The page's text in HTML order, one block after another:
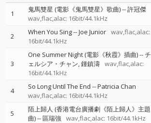
1 鬼馬雙星 (電影《鬼馬雙星》歌曲)--許冠傑
wav,flac,alac: 16bit/44.1kHz
2 When You Sing--Joe Junior wav,flac,alac:
16bit/44.1kHz
3
One Summer Night (電影《秋霞》插曲)--チ
ェルシア・チャン 鍾鎮濤 wav,flac,alac:
16bit/44.1kHz
4 So Long Until The End --Patricia Chan
wav,flac,alac: 16bit/44.1kHz
5
陌上歸人 (香港電台廣播劇《陌上歸人》主題
曲)--區瑞強 wav,flac,alac: 16bit/44.1kHz